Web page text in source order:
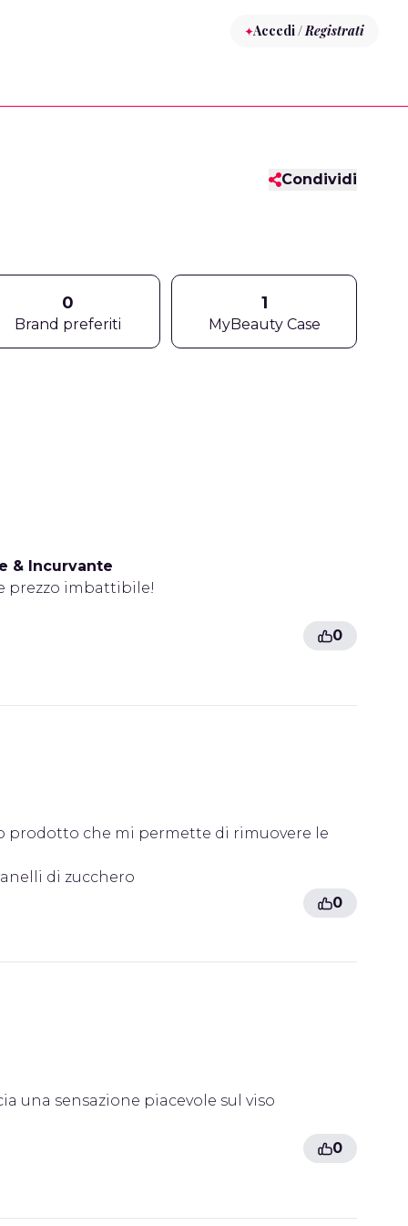
Accedi /Registrati
Condividi
0
Brand preferiti
1
MyBeauty Case
& Incurvante
prezzo imbattibile!
0
prodotto che mi permette di rimuovere le
di zucchero
0
una sensazione piacevole sul viso
0